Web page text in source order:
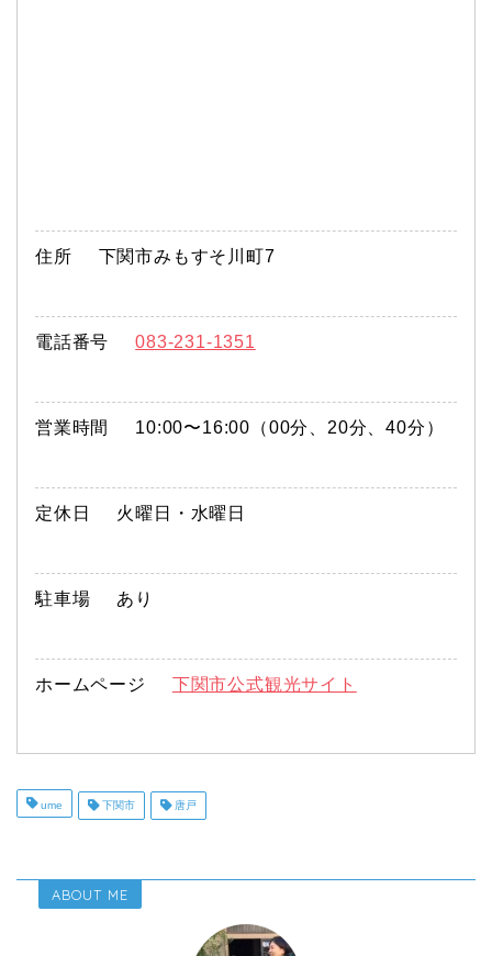
住所 下関市みもすそ川町7
電話番号 083-231-1351
営業時間 10:00〜16:00（00分、20分、40分）
定休日 火曜日・水曜日
駐車場 あり
ホームページ 下関市公式観光サイト
ume 下関市 唐戸
ABOUT ME